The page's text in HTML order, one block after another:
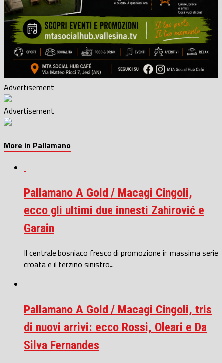
Advertisement
Advertisement
More in Pallamano
Pallamano A Gold / Macagi Cingoli,
ecco gli ultimi due innesti Zahirović e
Garain
Il centrale bosniaco fresco di promozione in massima serie
croata e il terzino sinistro...
Pallamano A Gold / Macagi Cingoli, tris
di nuovi arrivi: ecco Rossi, Oleari e Da
Silva Fernandes